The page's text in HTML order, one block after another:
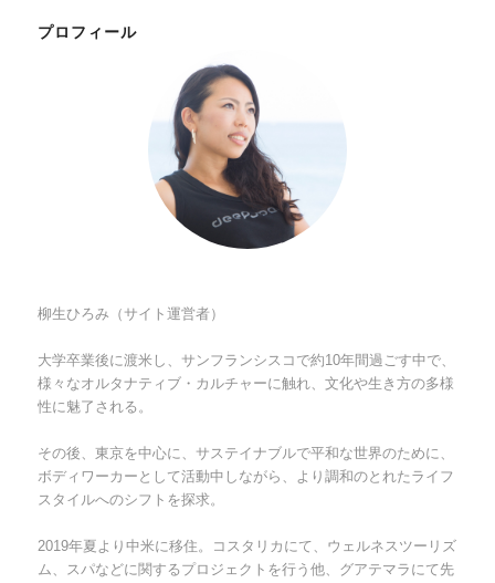
プロフィール
柳生ひろみ（サイト運営者）
大学卒業後に渡米し、サンフランシスコで約10年間過ごす中で、
様々なオルタナティブ・カルチャーに触れ、文化や生き方の多様
性に魅了される。
その後、東京を中心に、サステイナブルで平和な世界のために、
ボディワーカーとして活動中しながら、より調和のとれたライフ
スタイルへのシフトを探求。
2019年夏より中米に移住。コスタリカにて、ウェルネスツーリズ
ム、スパなどに関するプロジェクトを行う他、グアテマラにて先